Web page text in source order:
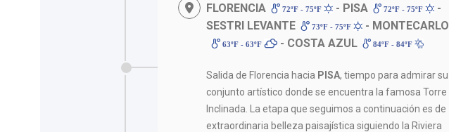
FLORENCIA 72ºF - 75ºF - PISA 72ºF - 75ºF
-
SESTRI LEVANTE
73ºF - 75ºF - MONTECARLO
63ºF - 63ºF - COSTA AZUL 84ºF - 84ºF
Salida de Florencia hacia PISA, tiempo para admirar su
conjunto artístico donde se encuentra la famosa Torre
Inclinada. La etapa que seguimos a continuación es de
extraordinaria belleza paisajística siguiendo la Riviera